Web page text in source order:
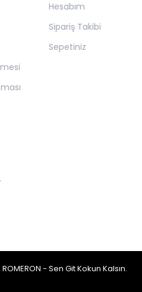
Hesabım
Sipariş Takibi
Sepetiniz
- Sen Git Kokun Kalsın.